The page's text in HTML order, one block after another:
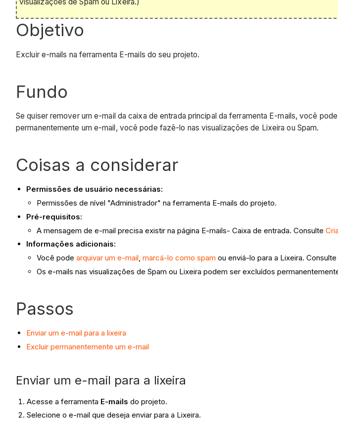
Objetivo
Excluir e-mails na ferramenta E-mails do seu projeto.
Fundo
Se quiser remover um e-mail da caixa de entrada principal da ferramenta E-mails, você
permanentemente um e-mail, você pode fazê-lo nas visualizações de Lixeira ou Spam.
Coisas a considerar
Permissões de usuário necessárias:
Permissões de nível "Administrador" na ferramenta E-mails do projeto.
Pré-requisitos:
A mensagem de e-mail precisa existir na página E-mails- Caixa de entrada. Consulte
Informações adicionais:
Você pode arquivar um e-mail, marcá-lo como spam ou enviá-lo para a Lixeira. Consulte
Os e-mails nas visualizações de Spam ou Lixeira podem ser excluídos
Passos
Enviar um e-mail para a lixeira
Excluir permanentemente um e-mail
Enviar um e-mail para a lixeira
Acesse a ferramenta E-mailsdo projeto.
Selecione o e-mail que deseja enviar para a Lixeira.